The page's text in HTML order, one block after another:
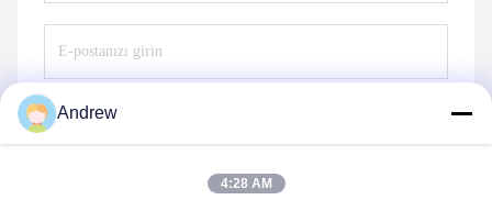
Gönder
Andrew
4:28 AM